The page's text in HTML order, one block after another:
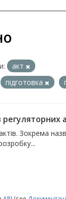
акт
підготовка
Зокрема